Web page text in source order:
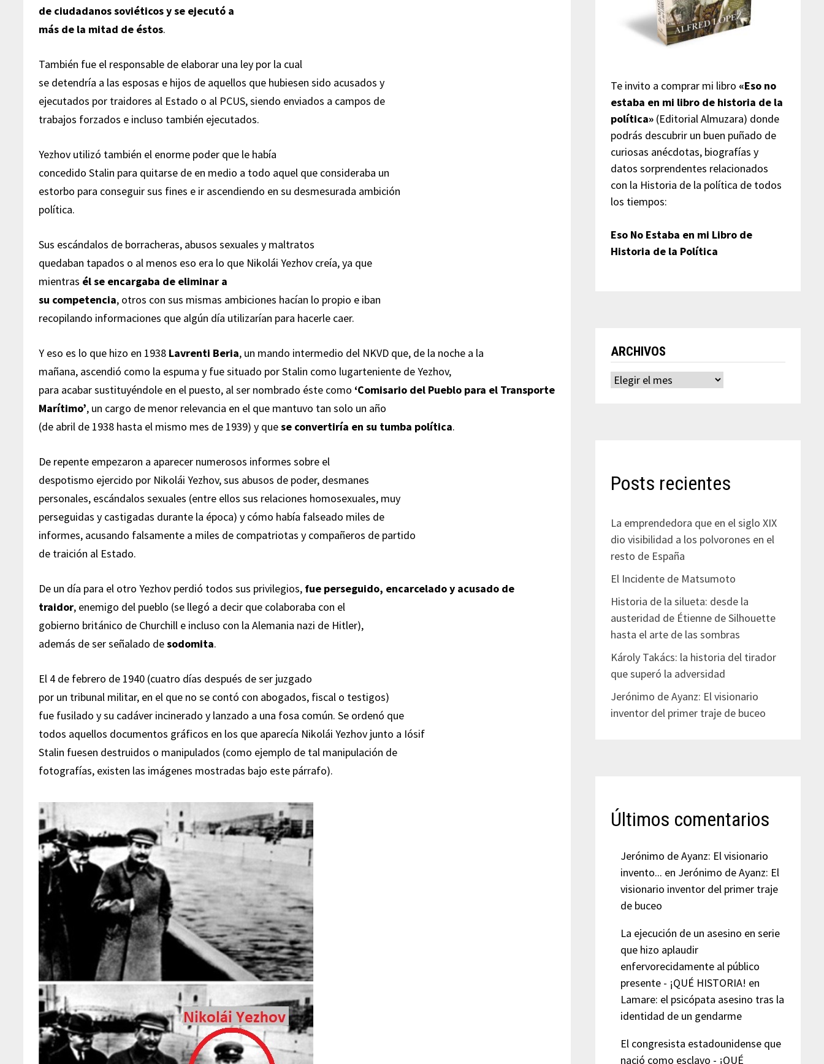
de ciudadanos soviéticos y se ejecutó a
más de la mitad de éstos.
También fue el responsable de elaborar una ley por la cual
se detendría a las esposas e hijos de aquellos que hubiesen sido acusados y
ejecutados por traidores al Estado o al PCUS, siendo enviados a campos de
trabajos forzados e incluso también ejecutados.
Yezhov utilizó también el enorme poder que le había
concedido Stalin para quitarse de en medio a todo aquel que consideraba un
estorbo para conseguir sus fines e ir ascendiendo en su desmesurada ambición
política.
Sus escándalos de borracheras, abusos sexuales y maltratos
quedaban tapados o al menos eso era lo que Nikolái Yezhov creía, ya que
mientras él se encargaba de eliminar a
su competencia, otros con sus mismas ambiciones hacían lo propio e iban
recopilando informaciones que algún día utilizarían para hacerle caer.
Y eso es lo que hizo en 1938 Lavrenti Beria, un mando intermedio del NKVD que, de la noche a la
mañana, ascendió como la espuma y fue situado por Stalin como lugarteniente de Yezhov,
para acabar sustituyéndole en el puesto, al ser nombrado éste como ‘Comisario del Pueblo para el Transporte
Marítimo’, un cargo de menor relevancia en el que mantuvo tan solo un año
(de abril de 1938 hasta el mismo mes de 1939) y quese convertiría en su tumba política.
De repente empezaron a aparecer numerosos informes sobre el
despotismo ejercido por Nikolái Yezhov, sus abusos de poder, desmanes
personales, escándalos sexuales (entre ellos sus relaciones homosexuales, muy
perseguidas y castigadas durante la época) y cómo había falseado miles de
informes, acusando falsamente a miles de compatriotas y compañeros de partido
de traición al Estado.
De un día para el otro Yezhov perdió todos sus privilegios, fue perseguido, encarcelado y acusado de
traidor, enemigo del pueblo (se llegó a decir que colaboraba con el
gobierno británico de Churchill e incluso con la Alemania nazi de Hitler),
además de ser señalado desodomita.
El 4 de febrero de 1940 (cuatro días después de ser juzgado
por un tribunal militar, en el que no se contó con abogados, fiscal o testigos)
fue fusilado y su cadáver incinerado y lanzado a una fosa común. Se ordenó que
todos aquellos documentos gráficos en los que aparecía Nikolái Yezhov junto a Iósif
Stalin fuesen destruidos o manipulados (como ejemplo de tal manipulación de
fotografías, existen las imágenes mostradas bajo este párrafo).
Te invito a comprar mi libro «Eso no
estaba en mi libro de historia de la
política»(Editorial Almuzara) donde
podrás descubrir un buen puñado de
curiosas anécdotas, biografías y
datos sorprendentes relacionados
con la Historia de la política de todos
los tiempos:
Eso No Estaba en mi Libro de
Historia de la Política
ARCHIVOS
Archivos
Posts recientes
La emprendedora que en el siglo XIX
dio visibilidad a los polvorones en el
resto de España
El Incidente de Matsumoto
Historia de la silueta: desde la
austeridad de Étienne de Silhouette
hasta el arte de las sombras
Károly Takács: la historia del tirador
que superó la adversidad
Jerónimo de Ayanz: El visionario
inventor del primer traje de buceo
Últimos comentarios
Jerónimo de Ayanz: El visionario
invento... en Jerónimo de Ayanz: El
visionario inventor del primer traje
de buceo
La ejecución de un asesino en serie
que hizo aplaudir
enfervorecidamente al público
presente - ¡QUÉ HISTORIA! en
Lamare: el psicópata asesino tras la
identidad de un gendarme
El congresista estadounidense que
nació como esclavo - ¡QUÉ